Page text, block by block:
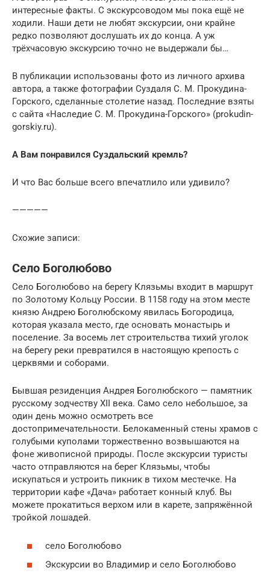
интересные факты. С экскурсоводом мы пока ещё не
ходили. Наши дети не любят экскурсии, они крайне
редко позволяют дослушать их до конца. А уж
трёхчасовую экскурсию точно не выдержали бы…
В публикации использованы фото из личного архива
автора, а также фотографии Суздаля С. М. Прокудина-
Горского, сделанные столетие назад. Последние взяты
с сайта «Наследие С. М. Прокудина-Горского» (prokudin-
gorskiy.ru).
А Вам понравился Суздальский кремль?
И что Вас больше всего впечатлило или удивило?
—————
Схожие записи:
Село Боголюбово
Село Боголюбово на берегу Клязьмы входит в маршрут
по Золотому Кольцу России. В 1158 году на этом месте
князю Андрею Боголюбскому явилась Богородица,
которая указала место, где основать монастырь и
поселение. За восемь лет строительства тихий уголок
на берегу реки превратился в настоящую крепость с
церквями и соборами.
Бывшая резиденция Андрея Боголюбского — памятник
русскому зодчеству XII века. Само село небольшое, за
один день можно осмотреть все
достопримечательности. Белокаменный стены храмов с
голубыми куполами торжественно возвышаются на
фоне живописной природы. После экскурсии туристы
часто отправляются на берег Клязьмы, чтобы
искупаться и устроить пикник в тихом местечке. На
территории кафе «Дача» работает конный клуб. Вы
можете прокатиться верхом или в карете, запряжённой
тройкой лошадей.
село Боголюбово
Экскурсии во Владимир и село Боголюбово